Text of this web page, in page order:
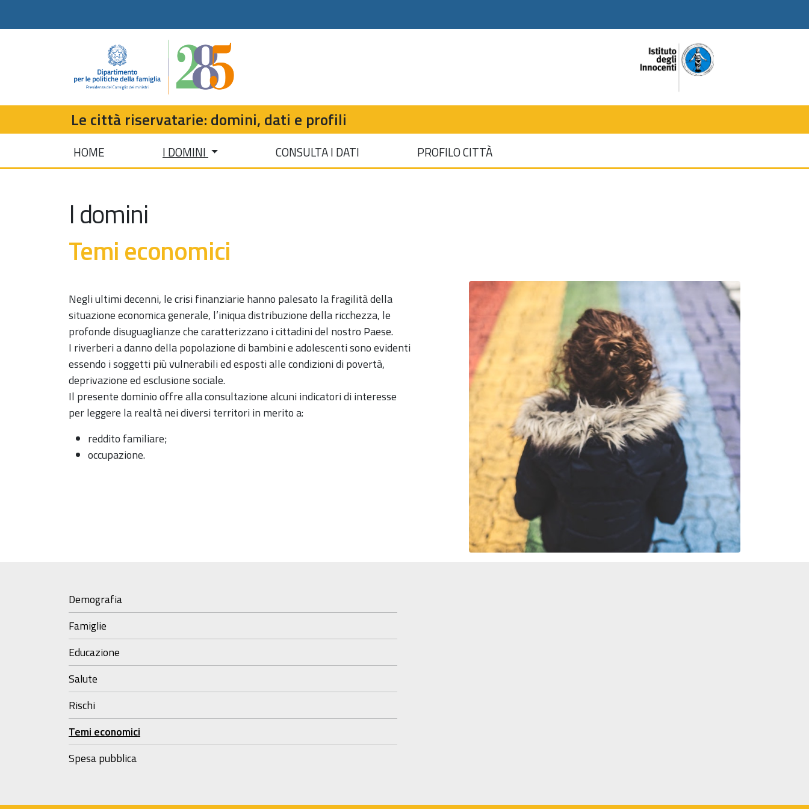
Le città riservatarie: domini, dati e profili
HOME I DOMINI CONSULTA I DATI PROFILO CITTÀ
I domini
Temi economici
Negli ultimi decenni, le crisi finanziarie hanno palesato la fragilità della
situazione economica generale, l’iniqua distribuzione della ricchezza, le
profonde disuguaglianze che caratterizzano i cittadini del nostro Paese.
I riverberi a danno della popolazione di bambini e adolescenti sono evidenti
essendo i soggetti più vulnerabili ed esposti alle condizioni di povertà,
deprivazione ed esclusione sociale.
Il presente dominio offre alla consultazione alcuni indicatori di interesse
per leggere la realtà nei diversi territori in merito a:
reddito familiare;
occupazione.
Demografia
Famiglie
Educazione
Salute
Rischi
Temi economici
Spesa pubblica